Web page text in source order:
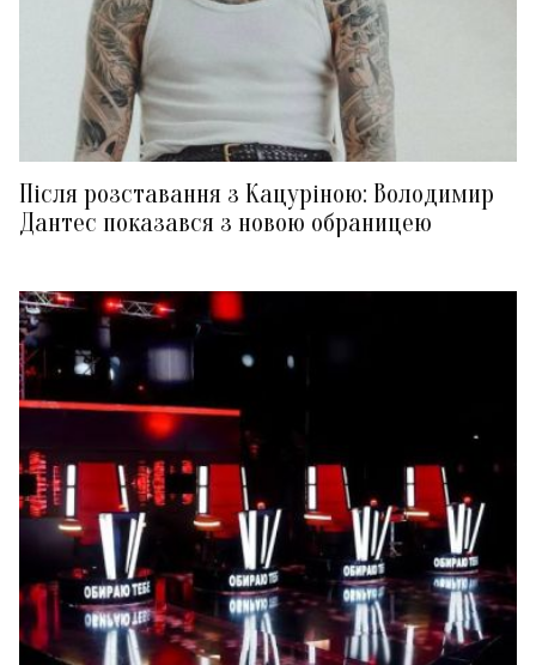
Після розставання з Кацуріною: Володимир
Дантес показався з новою обраницею